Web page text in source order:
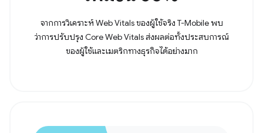
จากการวิเคราะห์ Web Vitals ของผู้ใช้จริง T-Mobile พบ
ว่าการปรับปรุง Core Web Vitals ส่งผลต่อทั้งประสบการณ์
ของผู้ใช้และเมตริกทางธุรกิจได้อย่างมาก